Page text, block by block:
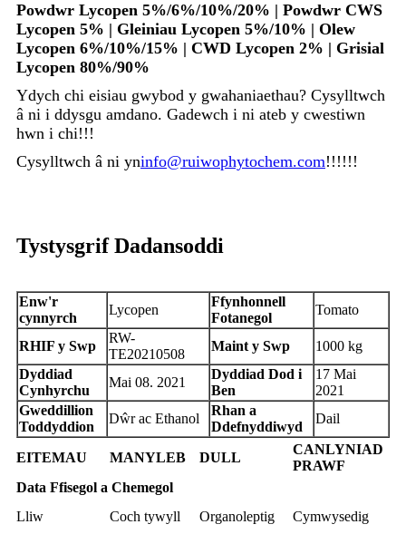
Powdwr Lycopen 5%/6%/10%/20% | Powdwr CWS
Lycopen 5% | Gleiniau Lycopen 5%/10% | Olew
Lycopen 6%/10%/15% | CWD Lycopen 2% | Grisial
Lycopen 80%/90%
Ydych chi eisiau gwybod y gwahaniaethau? Cysylltwch
â ni i ddysgu amdano. Gadewch i ni ateb y cwestiwn
hwn i chi!!!
Cysylltwch â ni yninfo@ruiwophytochem.com!!!!!!
Tystysgrif Dadansoddi
Enw'r
cynnyrch
Lycopen
Ffynhonnell
Fotanegol
Tomato
RHIF y Swp
RW-
TE20210508
Maint y Swp
1000 kg
Dyddiad
Cynhyrchu
Mai 08. 2021
Dyddiad Dod i
Ben
17 Mai
2021
Gweddillion
Toddyddion
Dŵr ac Ethanol
Rhan a
Ddefnyddiwyd
Dail
EITEMAU MANYLEB DULL
CANLYNIAD
PRAWF
Data Ffisegol a Chemegol
Lliw
Coch tywyll Organoleptig Cymwysedig